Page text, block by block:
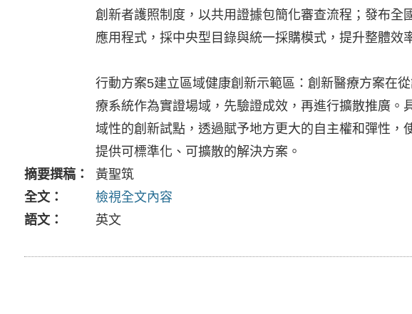
創新者護照制度，以共用證據包簡化審查流程；發布
應用程式，採中央型目錄與統一採購模式，提升整體效
行動方案5建立區域健康創新示範區：創新醫療方案在
療系統作為實證場域，先驗證成效，再進行擴散推廣
域性的創新試點，透過賦予地方更大的自主權和彈性
提供可標準化、可擴散的解決方案。
摘要撰稿
黃聖筑
全文
檢視全文內容
語文
英文